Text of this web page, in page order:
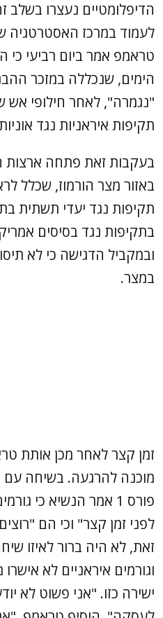
הדיפלומטיים נעצרו בשלב
לעמוד במרכז האסטרטגיה
הימים, שנכללה במזכר
"נגמרה", לאחר חילופי
תקיפות איראניות נגד
בעקבות זאת פתחה ארצות
באזור מצר הורמוז, שכלל
תקיפות נגד יעדי תשתית
בתקיפות נגד בסיסים
ובמקביל הדגישה כי לא
במצר.
זמן קצר לאחר מכן אותת
מוכנה להרגעה. בשיחה עם
פורס 1 אמר הנשיא כי
לפני זמן קצר" וכי הם
זאת, לא היה ברור לאיזו
וגורמים איראניים לא
ישירה כזו. "אני פשוט לא